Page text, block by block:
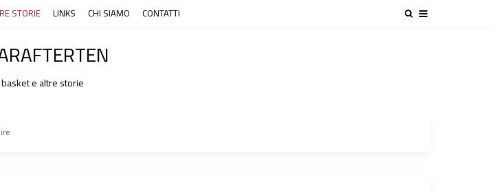
STORIE LINKS CHI SIAMO CONTATTI
e altre storie